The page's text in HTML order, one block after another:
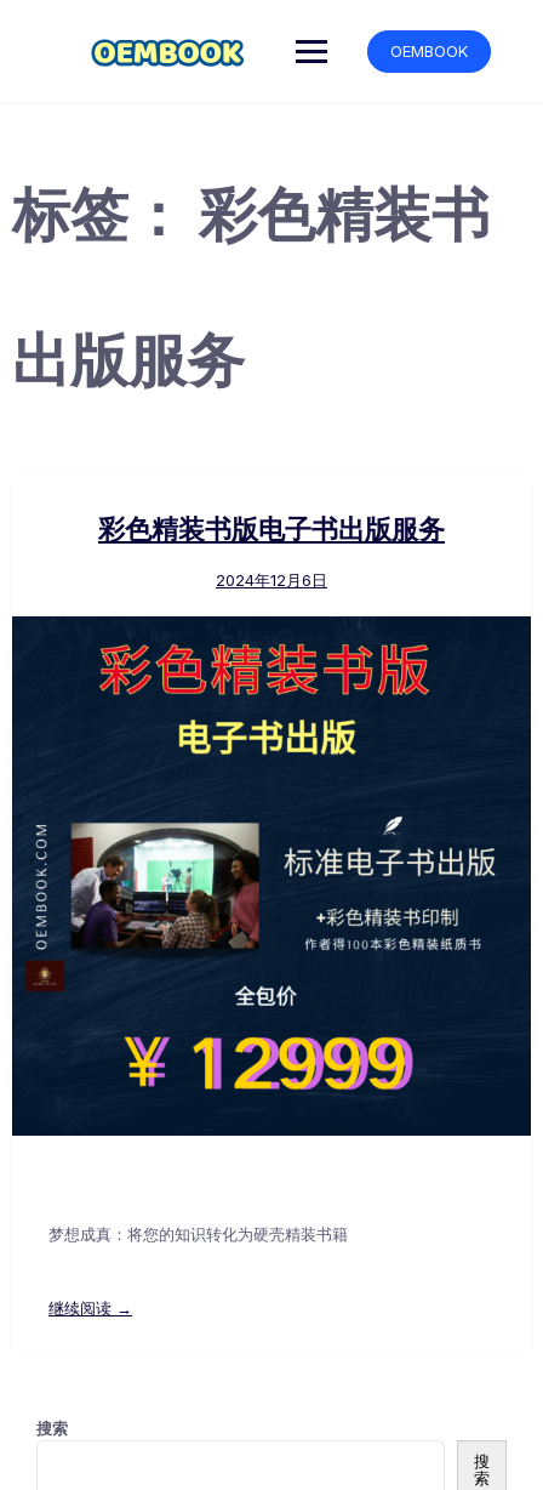
OEMBOOK
标签：彩色精装书
出版服务
彩色精装书版电子书出版服务
2024年12月6日
梦想成真：将您的知识转化为硬壳精装书籍
继续阅读 →
搜索
搜
索